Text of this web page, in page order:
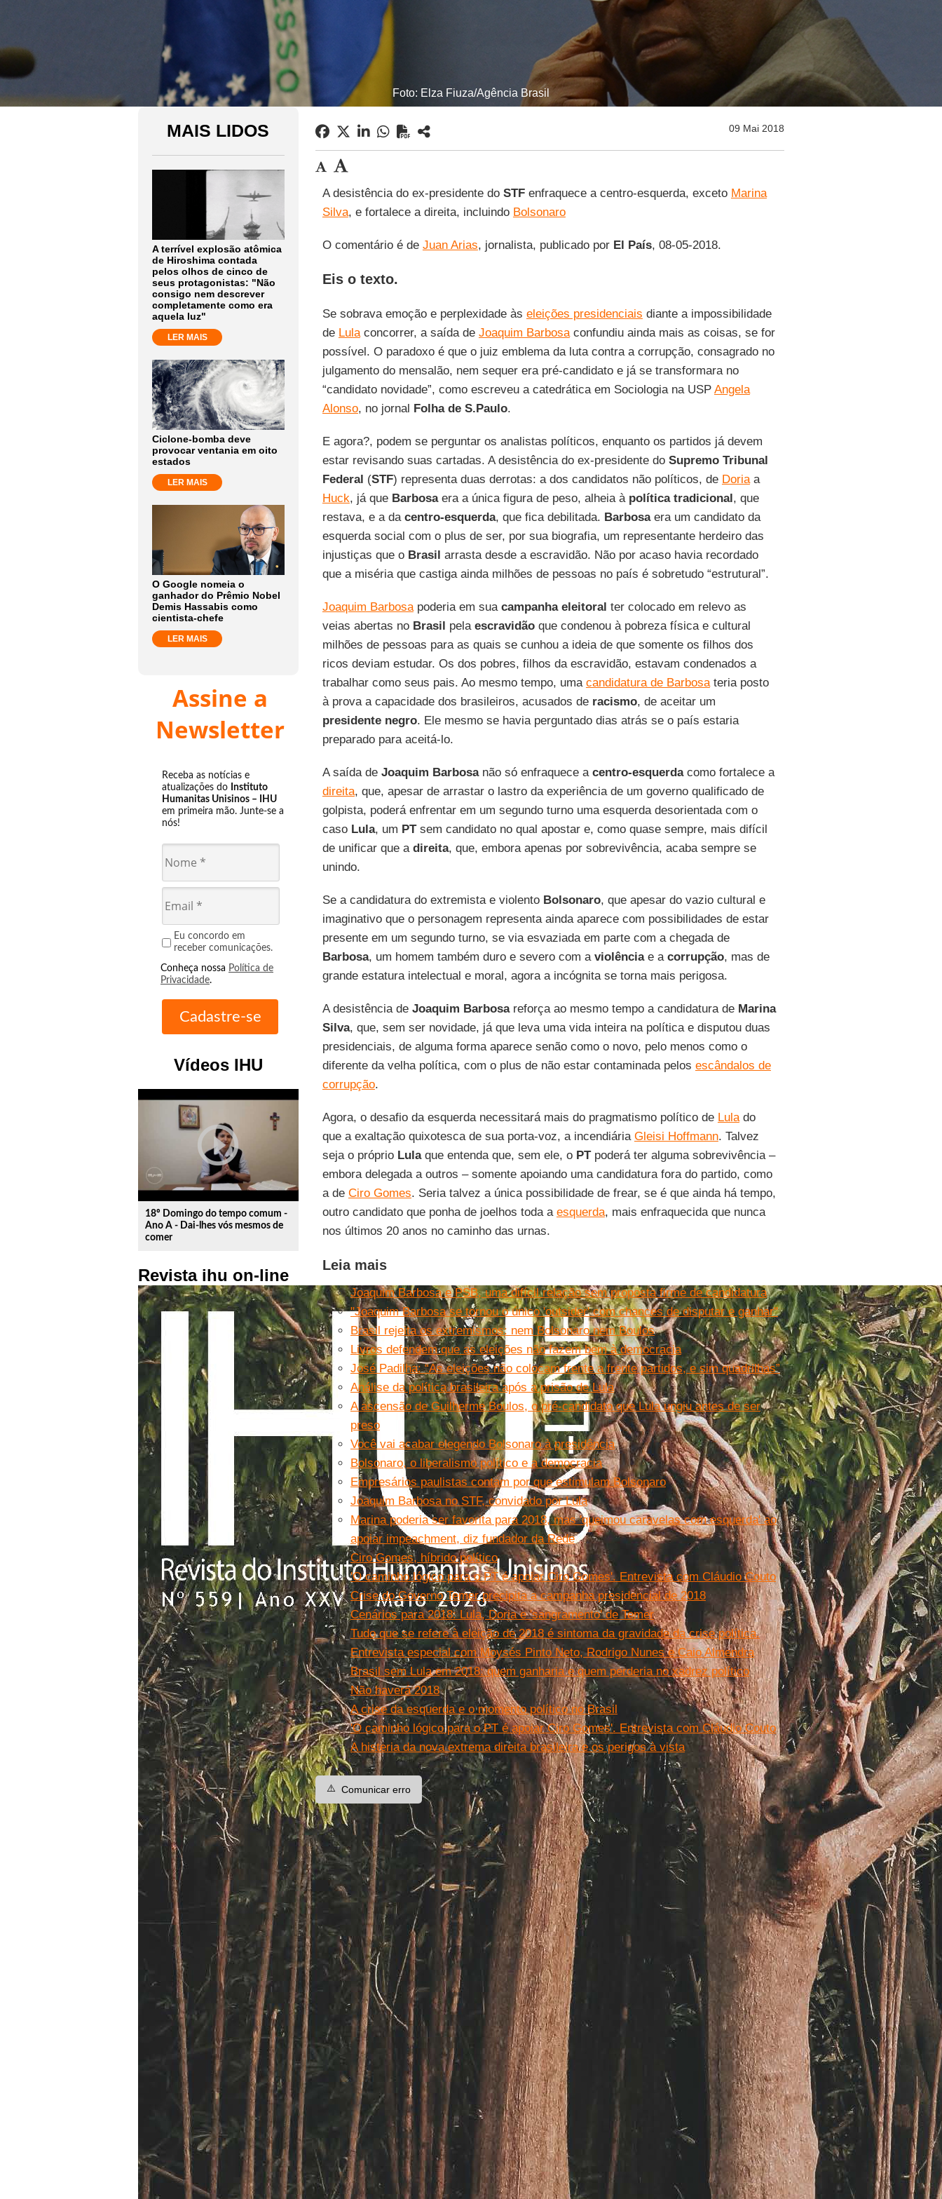
Foto: Elza Fiuza/Agência Brasil
MAIS LIDOS
A terrível explosão atômica
de Hiroshima contada
pelos olhos de cinco de
seus protagonistas: "Não
consigo nem descrever
completamente como era
aquela luz"
LER MAIS
Ciclone-bomba deve
provocar ventania em oito
estados
LER MAIS
O Google nomeia o
ganhador do Prêmio Nobel
Demis Hassabis como
cientista-chefe
LER MAIS
Assine a
Newsletter
Receba as notícias e
atualizações do Instituto
Humanitas Unisinos – IHU
em primeira mão. Junte-se a
nós!
Eu concordo em
receber comunicações.
Conheça nossa Política de
Privacidade.
Vídeos IHU
play_circle_outline
18º Domingo do tempo comum -
Ano A - Dai-lhes vós mesmos de
comer
Revista ihu on-line
09 Mai 2018
A desistência do ex-presidente do STFenfraquece a centro-esquerda, exceto Marina
Silva, e fortalece a direita, incluindo Bolsonaro
O comentário é de Juan Arias, jornalista, publicado por El País, 08-05-2018.
Eis o texto.
Se sobrava emoção e perplexidade às eleições presidenciais diante a impossibilidade
de Lulaconcorrer, a saída de Joaquim Barbosaconfundiu ainda mais as coisas, se for
possível. O paradoxo é que o juiz emblema da luta contra a corrupção, consagrado no
julgamento do mensalão, nem sequer era pré-candidato e já se transformara no
“candidato novidade”, como escreveu a catedrática em Sociologia na USP Angela
Alonso, no jornal Folha de S.Paulo.
E agora?, podem se perguntar os analistas políticos, enquanto os partidos já devem
estar revisando suas cartadas. A desistência do ex-presidente doSupremo Tribunal
Federal (STF) representa duas derrotas: a dos candidatos não políticos, de Doriaa
Huck, já que Barbosaera a única figura de peso, alheia à política tradicional, que
restava, e a da centro-esquerda, que fica debilitada. Barbosaera um candidato da
esquerda social com o plus de ser, por sua biografia, um representante herdeiro das
injustiças que o Brasil arrasta desde a escravidão. Não por acaso havia recordado
que a miséria que castiga ainda milhões de pessoas no país é sobretudo “estrutural”.
Joaquim Barbosapoderia em sua campanha eleitoral ter colocado em relevo as
veias abertas no Brasil pela escravidãoque condenou à pobreza física e cultural
milhões de pessoas para as quais se cunhou a ideia de que somente os filhos dos
ricos deviam estudar. Os dos pobres, filhos da escravidão, estavam condenados a
trabalhar como seus pais. Ao mesmo tempo, uma candidatura de Barbosateria posto
à prova a capacidade dos brasileiros, acusados de racismo, de aceitar um
presidente negro. Ele mesmo se havia perguntado dias atrás se o país estaria
preparado para aceitá-lo.
A saída de Joaquim Barbosanão só enfraquece a centro-esquerdacomo fortalece a
direita, que, apesar de arrastar o lastro da experiência de um governo qualificado de
golpista, poderá enfrentar em um segundo turno uma esquerda desorientada com o
caso Lula, um PTsem candidato no qual apostar e, como quase sempre, mais difícil
de unificar que a direita, que, embora apenas por sobrevivência, acaba sempre se
unindo.
Se a candidatura do extremista e violento Bolsonaro, que apesar do vazio cultural e
imaginativo que o personagem representa ainda aparece com possibilidades de estar
presente em um segundo turno, se via esvaziada em parte com a chegada de
Barbosa, um homem também duro e severo com a violênciae acorrupção, mas de
grande estatura intelectual e moral, agora a incógnita se torna mais perigosa.
A desistência de Joaquim Barbosareforça ao mesmo tempo a candidatura de Marina
Silva, que, sem ser novidade, já que leva uma vida inteira na política e disputou duas
presidenciais, de alguma forma aparece senão como o novo, pelo menos como o
diferente da velha política, com o plus de não estar contaminada pelos escândalos de
corrupção.
Agora, o desafio da esquerda necessitará mais do pragmatismo político de Lulado
que a exaltação quixotesca de sua porta-voz, a incendiária Gleisi Hoffmann. Talvez
seja o próprio Lulaque entenda que, sem ele, oPTpoderá ter alguma sobrevivência –
embora delegada a outros – somente apoiando uma candidatura fora do partido, como
a de Ciro Gomes. Seria talvez a única possibilidade de frear, se é que ainda há tempo,
outro candidato que ponha de joelhos toda a esquerda, mais enfraquecida que nunca
nos últimos 20 anos no caminho das urnas.
Leia mais
Joaquim Barbosa e PSB, uma difícil relação sem proposta firme de candidatura
"Joaquim Barbosa se tornou o único 'outsider' com chances de disputar e ganhar"
Brasil rejeita os extremismos: nem Bolsonaro nem Boulos
Livros defendem que as eleições não fazem bem à democracia
José Padilha: “As eleições não colocam frente a frente partidos, e sim quadrilhas”
Análise da política brasileira após a prisão de Lula
A ascensão de Guilherme Boulos, o pré-candidato que Lula ungiu antes de ser
preso
Você vai acabar elegendo Bolsonaro à presidência
Bolsonaro, o liberalismo político e a democracia
Empresários paulistas contam por que estimulam Bolsonaro
Joaquim Barbosa no STF, convidado por Lula
Marina poderia ser favorita para 2018, mas 'queimou caravelas com esquerda' ao
apoiar impeachment, diz fundador da Rede
Ciro Gomes, híbrido político
'O caminho lógico para o PT é apoiar Ciro Gomes'. Entrevista com Cláudio Couto
Crise do Governo Temer precipita a campanha presidencial de 2018
Cenários para 2018: Lula, Doria e 'sangramento' de Temer
Tudo que se refere à eleição de 2018 é sintoma da gravidade da crise política.
Entrevista especial com Moysés Pinto Neto, Rodrigo Nunes e Caio Almendra
Brasil sem Lula em 2018: quem ganharia e quem perderia no xadrez político
Não haverá 2018
A crise da esquerda e o momento político no Brasil
'O caminho lógico para o PT é apoiar Ciro Gomes'. Entrevista com Cláudio Couto
A histeria da nova extrema direita brasileira e os perigos à vista
⚠️ Comunicar erro